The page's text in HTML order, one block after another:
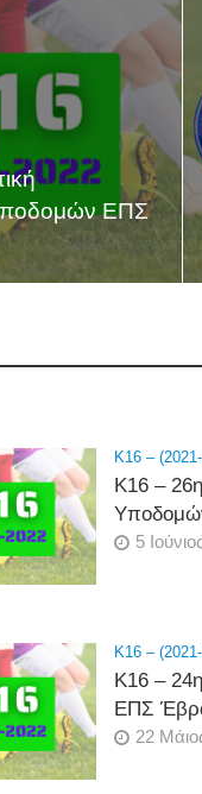
ΕΠΣ
K16 –
Κ16 –
5
K16 –
Κ16 –
ΕΠΣ
22